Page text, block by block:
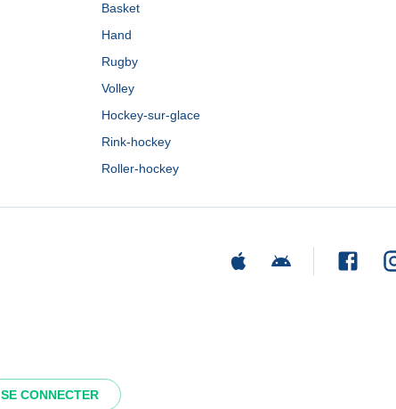
SE CONNECTER
Basket
Hand
Rugby
Volley
Hockey-sur-glace
Rink-hockey
Roller-hockey